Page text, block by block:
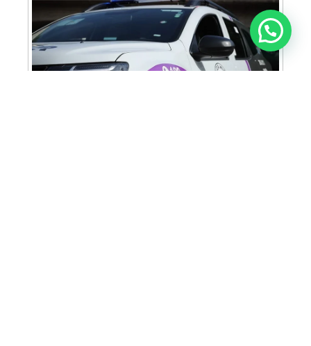
Anunciar ou recomendar matéria